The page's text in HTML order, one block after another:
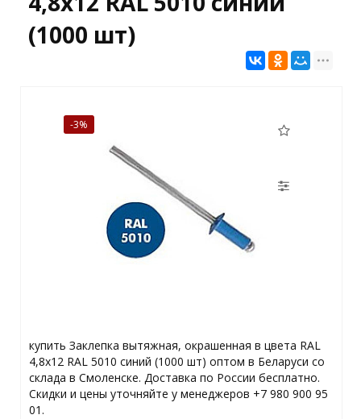
(1000 шт)
-3%
купить Заклепка вытяжная, окрашенная в цвета RAL
4,8x12 RAL 5010 синий (1000 шт) оптом в Беларуси со
склада в Смоленске. Доставка по России бесплатно.
Скидки и цены уточняйте у менеджеров +7 980 900 95
01.